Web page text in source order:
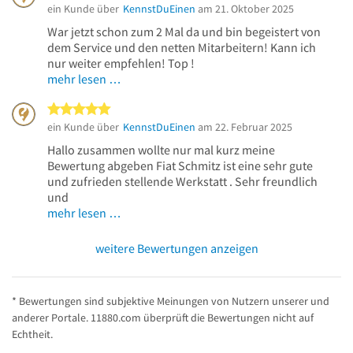
ein Kunde über KennstDuEinen am 21. Oktober 2025
War jetzt schon zum 2 Mal da und bin begeistert von
dem Service und den netten Mitarbeitern! Kann ich
nur weiter empfehlen! Top !
mehr lesen …
ein Kunde über KennstDuEinen am 22. Februar 2025
Hallo zusammen wollte nur mal kurz meine
Bewertung abgeben Fiat Schmitz ist eine sehr gute
und zufrieden stellende Werkstatt . Sehr freundlich
und
mehr lesen …
weitere Bewertungen anzeigen
* Bewertungen sind subjektive Meinungen von Nutzern unserer und
anderer Portale. 11880.com überprüft die Bewertungen nicht auf
Echtheit.